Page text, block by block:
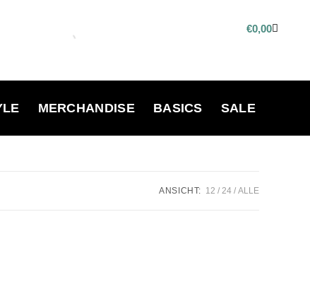
€0,00
MERCHANDISE BASICS SALE
ANSICHT: 12 24 ALLE